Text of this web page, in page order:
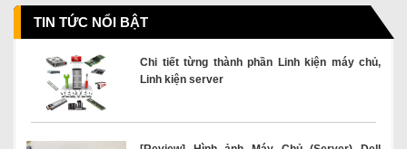
TIN TỨC NỔI BẬT
Chi tiết từng thành phần Linh kiện máy chủ,
Linh kiện server